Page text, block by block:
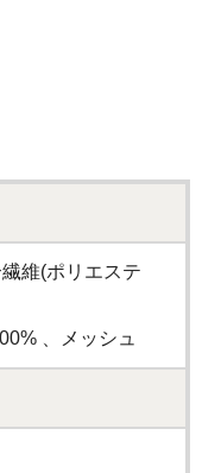
維(ポリエステ
、メッシュ